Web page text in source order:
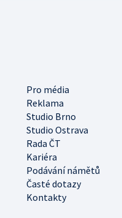
Pro média
Reklama
Studio Brno
Studio Ostrava
Rada ČT
Kariéra
Podávání námětů
Časté dotazy
Kontakty